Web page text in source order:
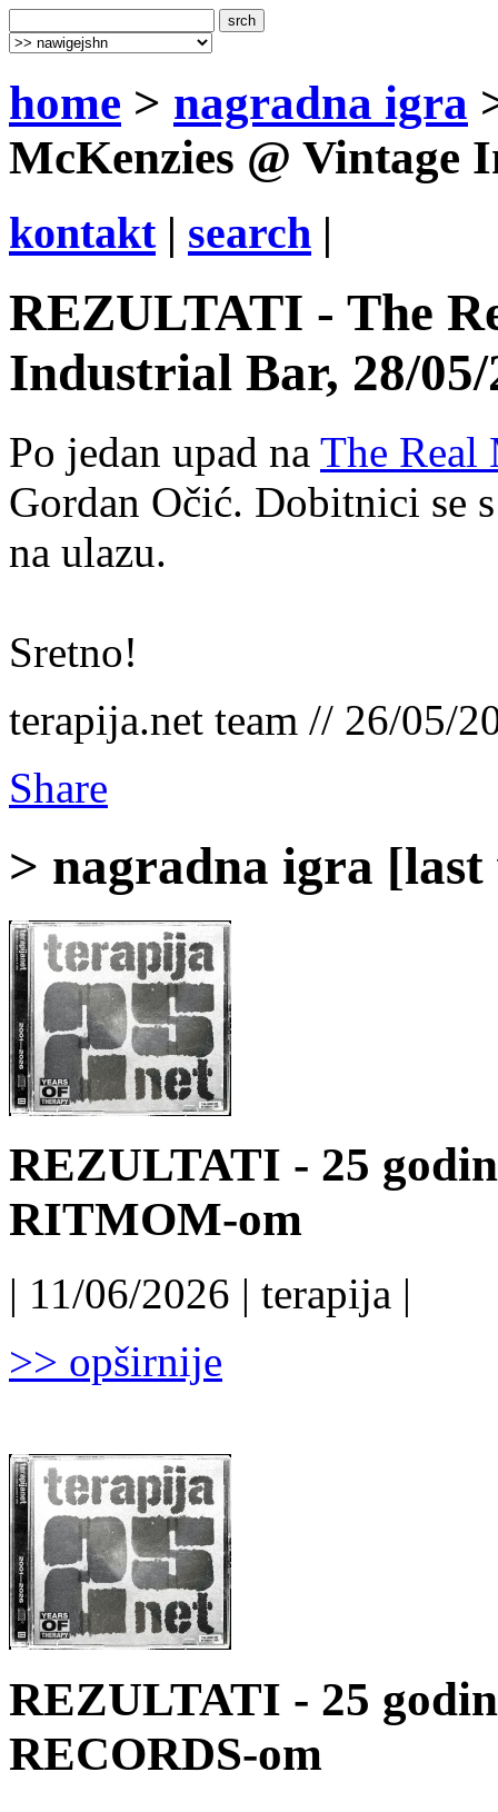
home > nagradna igra
McKenzies @ Vintage
kontakt| search |
REZULTATI - The
Industrial Bar, 28/05/
Po jedan upad na The Real
Gordan Očić. Dobitnici se
na ulazu.
Sretno!
terapija.net team // 26/05/
Share
> nagradna igra [last
REZULTATI - 25
RITMOM-om
| 11/06/2026 | terapija |
>> opširnije
REZULTATI - 25
RECORDS-om